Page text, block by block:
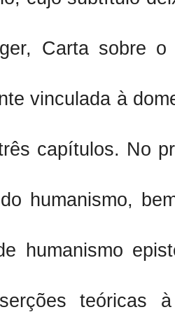
Carta sobre
vinculada à
capítulos. No
humanismo,
humanismo
teóricas